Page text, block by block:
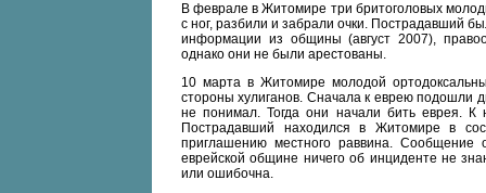
В феврале в Житомире три бритоголовых
с ног, разбили и забрали очки. Пострадавший
информации из общины (август 2007),
однако они не были арестованы.
10 марта в Житомире молодой
стороны хулиганов. Сначала к еврею подошли
не понимал. Тогда они начали бить еврея.
Пострадавший находился в Житомире в
приглашению местного раввина.
еврейской общине ничего об инциденте не
или ошибочна.